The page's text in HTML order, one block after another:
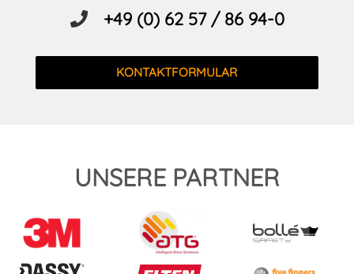
+49 (0) 62 57 / 86 94-0
KONTAKTFORMULAR
UNSERE PARTNER